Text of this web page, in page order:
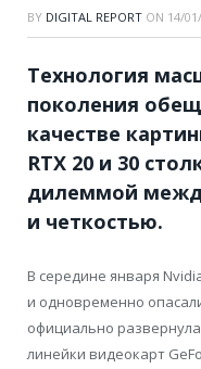
BY DIGITAL REPORT ON 14/
Технология
поколения
качестве
RTX 20 и 30
дилеммой
и четкостью.
В середине января
и одновременно
официально
линейки видеокарт